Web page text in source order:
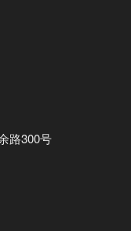
路300号